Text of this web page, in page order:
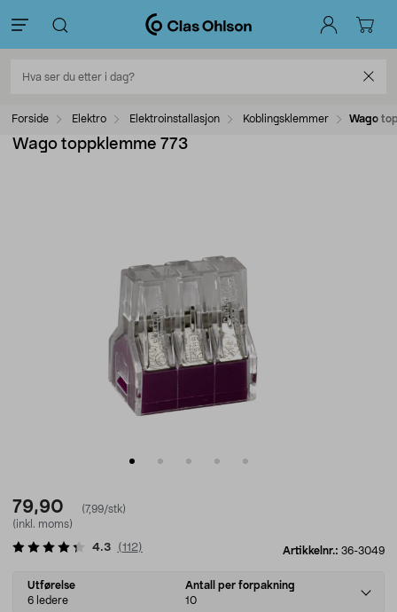
Forside Elektro Elektroinstallasjon Koblingsklemmer Wago
Wago toppklemme 773
79,90
(7,99/stk)
(inkl. moms)
Artikkelnr.: 36-3049
4.3 (112)
Select
variant
Utførelse
6 ledere
Antall per forpakning
10